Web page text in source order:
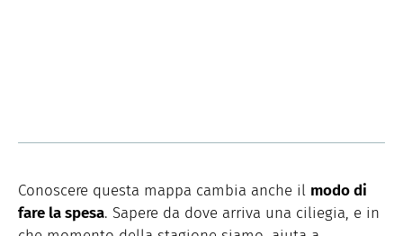
Conoscere questa mappa cambia anche il modo di
fare la spesa. Sapere da dove arriva una ciliegia, e in